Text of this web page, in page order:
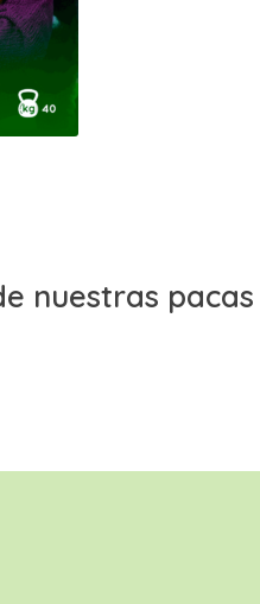
nuestras pacas